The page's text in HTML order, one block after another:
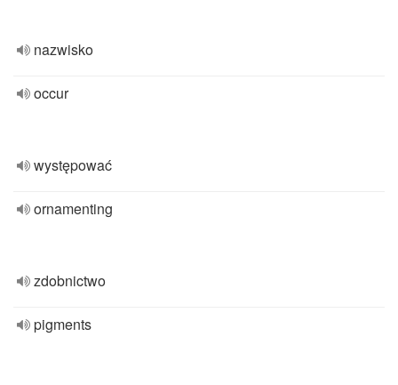
nazwisko
occur
występować
ornamenting
zdobnictwo
pigments